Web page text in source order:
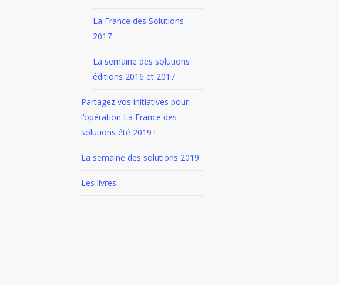
La France des Solutions
2017
La semaine des solutions .
éditions 2016 et 2017
Partagez vos initiatives pour
l’opération La France des
solutions été 2019 !
La semaine des solutions 2019
Les livres